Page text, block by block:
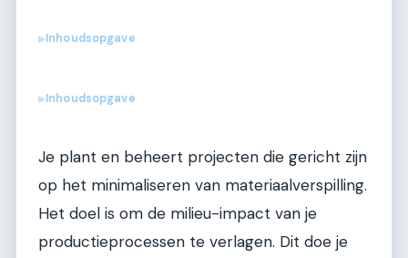
▶Inhoudsopgave
▶Inhoudsopgave
Je plant en beheert projecten die gericht zijn
op het minimaliseren van materiaalverspilling.
Het doel is om de milieu-impact van je
productieprocessen te verlagen. Dit doe je